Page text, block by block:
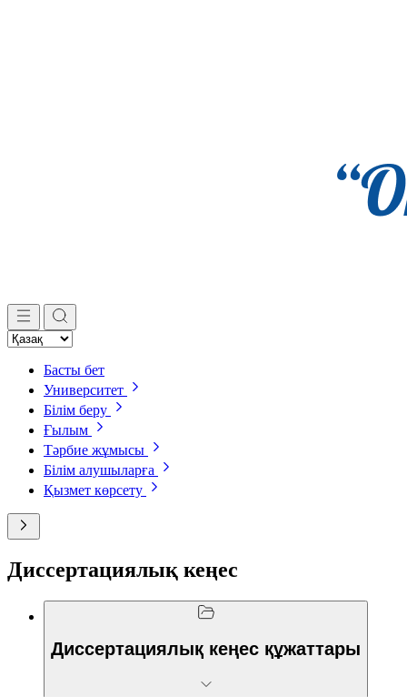
Басты бет
Университет
Білім беру
Ғылым
Тәрбие жұмысы
Білім алушыларға
Қызмет көрсету
Диссертациялық кеңес
Диссертациялық кеңес құжаттары